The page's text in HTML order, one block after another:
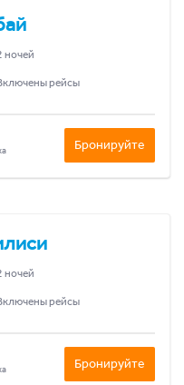
ночей
рейсы
Бронируйте
ночей
рейсы
Бронируйте